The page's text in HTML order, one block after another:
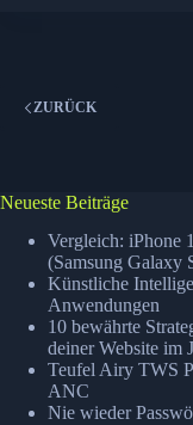
ZURÜCK
Neueste Beiträge
Vergleich: iPhone
(Samsung Galaxy
Künstliche
Anwendungen
10 bewährte
deiner Website im
Teufel Airy TWS
ANC
Nie wieder